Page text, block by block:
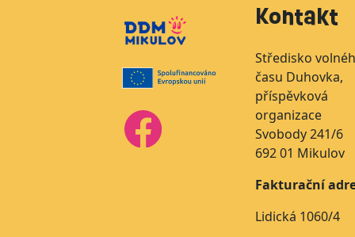
Kontakt
Středisko
času Duhovka,
příspěvková
organizace
Svobody 241/6
692 01 Mikulov
Fakturační
Lidická 1060/4